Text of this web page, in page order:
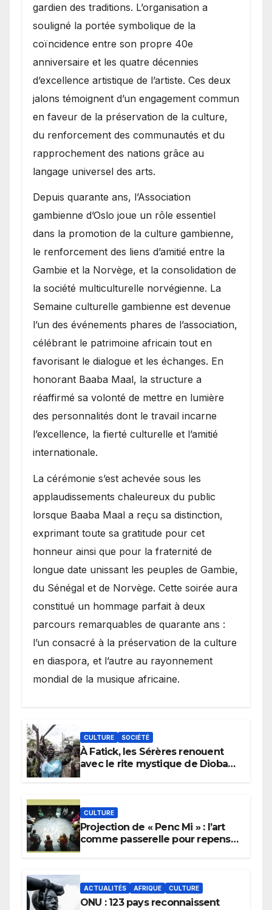
gardien des traditions. L’organisation a
souligné la portée symbolique de la
coïncidence entre son propre 40e
anniversaire et les quatre décennies
d’excellence artistique de l’artiste. Ces deux
jalons témoignent d’un engagement commun
en faveur de la préservation de la culture,
du renforcement des communautés et du
rapprochement des nations grâce au
langage universel des arts.
​Depuis quarante ans, l’Association
gambienne d’Oslo joue un rôle essentiel
dans la promotion de la culture gambienne,
le renforcement des liens d’amitié entre la
Gambie et la Norvège, et la consolidation de
la société multiculturelle norvégienne. La
Semaine culturelle gambienne est devenue
l’un des événements phares de l’association,
célébrant le patrimoine africain tout en
favorisant le dialogue et les échanges. En
honorant Baaba Maal, la structure a
réaffirmé sa volonté de mettre en lumière
des personnalités dont le travail incarne
l’excellence, la fierté culturelle et l’amitié
internationale.
​La cérémonie s’est achevée sous les
applaudissements chaleureux du public
lorsque Baaba Maal a reçu sa distinction,
exprimant toute sa gratitude pour cet
honneur ainsi que pour la fraternité de
longue date unissant les peuples de Gambie,
du Sénégal et de Norvège. Cette soirée aura
constitué un hommage parfait à deux
parcours remarquables de quarante ans :
l’un consacré à la préservation de la culture
en diaspora, et l’autre au rayonnement
mondial de la musique africaine.
CULTURE SOCIÉTÉ
À Fatick, les Sérères renouent
avec le rite mystique de Diobaye
CULTURE
Projection de « Penc Mi » : l’art
comme passerelle pour repenser
ACTUALITÉS AFRIQUE CULTURE
ONU : 123 pays reconnaissent